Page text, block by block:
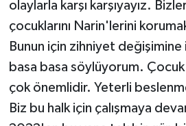
olaylarla karşı karşıyayız.
çocuklarını Narin'lerini
Bunun için zihniyet
basa basa söylüyorum. Çocuk
çok önemlidir. Yeterli
Biz bu halk için çalışmaya